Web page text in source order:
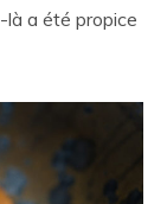
a été propice